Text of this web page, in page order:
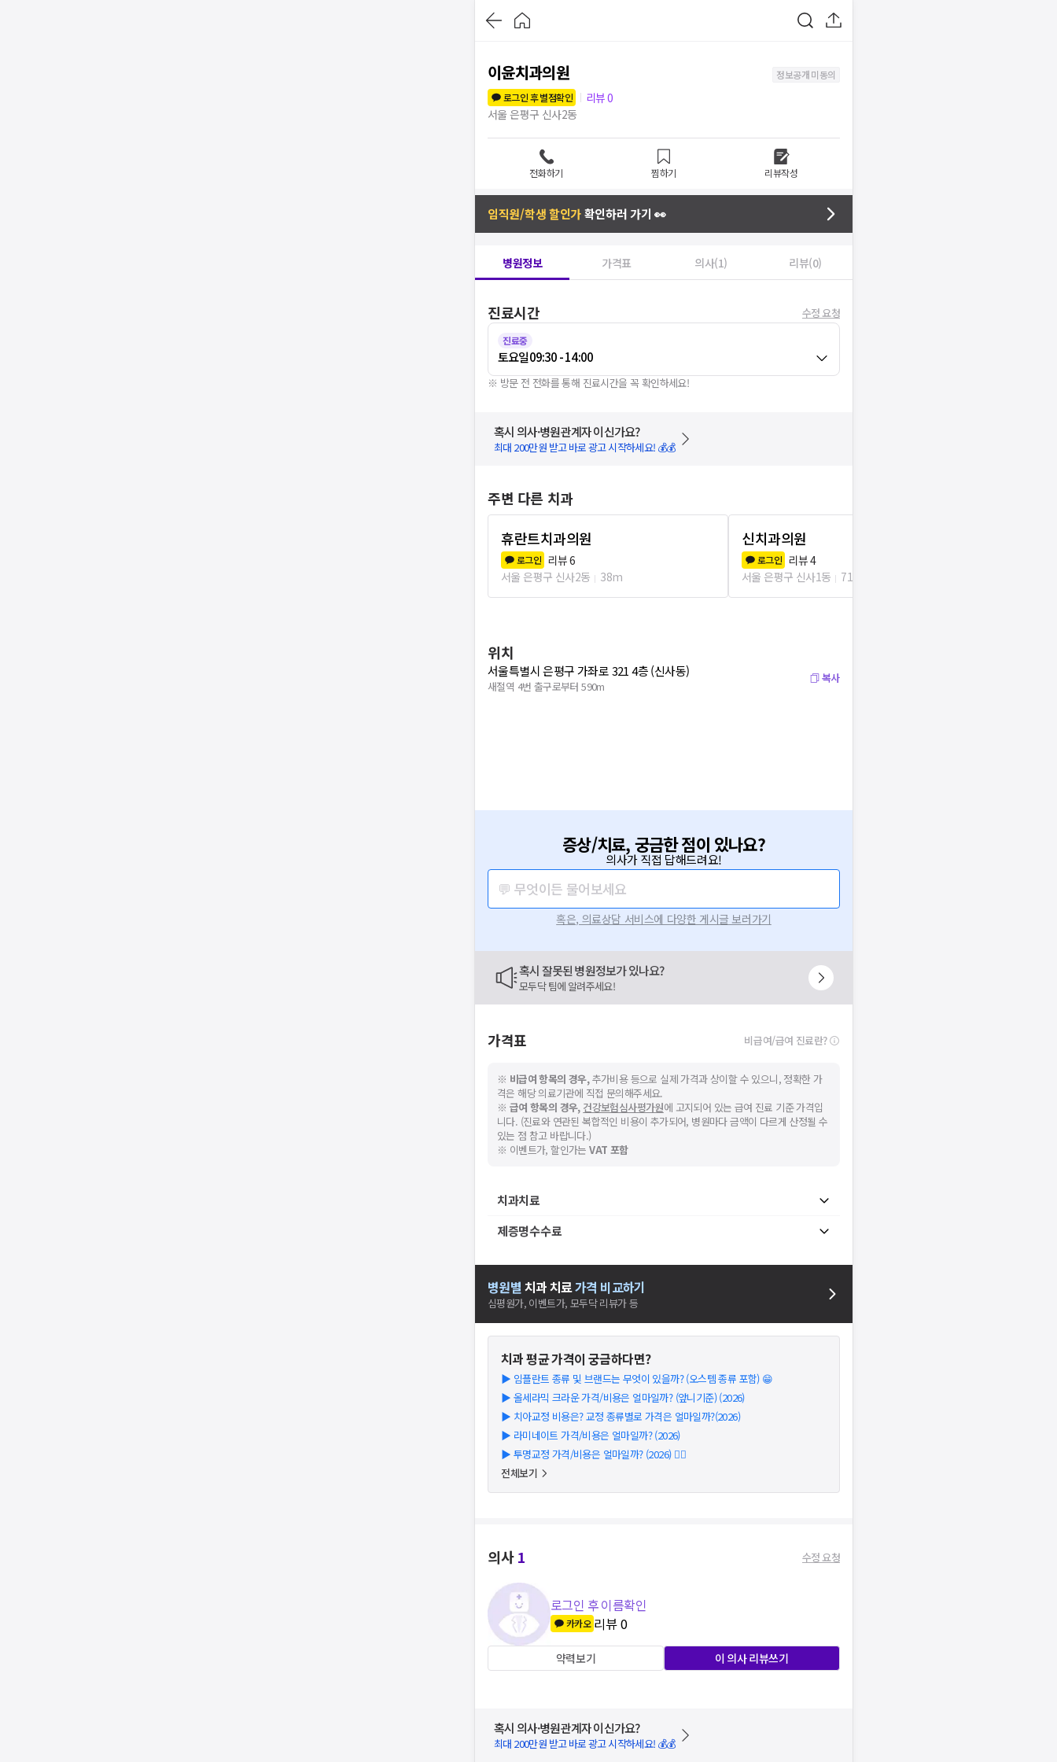
이윤치과의원
정보공개 미동의
로그인 후 별점확인
리뷰0
서울 은평구 신사2동
전화하기 찜하기 리뷰작성
임직원/학생 할인가확인하러 가기 👀
병원정보 가격표 의사(1) 리뷰(0)
진료시간 수정 요청
진료중
토요일09:30 - 14:00
※ 방문 전 전화를 통해 진료시간을 꼭 확인하세요!
혹시 의사·병원관계자 이신가요?
최대 200만원 받고 바로 광고 시작하세요! 💰💰
주변 다른 치과
휴란트치과의원
로그인 리뷰6
서울 은평구 신사2동
38m
신치과의원
로그인 리뷰4
서울 은평구 신사1동
71m
위치
서울특별시 은평구 가좌로 321 4층 (신사동)
새절역 4번 출구로부터 590m
복사
증상/치료, 궁금한 점이 있나요?
의사가 직접 답해드려요!
💬 무엇이든 물어보세요
혹은, 의료상담 서비스에 다양한 게시글 보러가기
혹시 잘못된 병원정보가 있나요?
모두닥 팀에 알려주세요!
가격표 비급여/급여 진료란?
※ 비급여 항목의 경우,추가비용 등으로 실제 가격과 상이할 수 있으니, 정확한 가
격은 해당 의료기관에 직접 문의해주세요.
※ 급여 항목의 경우, 건강보험심사평가원에 고지되어 있는 급여 진료 기준 가격입
니다. (진료와 연관된 복합적인 비용이 추가되어, 병원마다 금액이 다르게 산정될 수
있는 점 참고 바랍니다.)
※ 이벤트가, 할인가는VAT 포함
치과치료
제증명수수료
병원별 치과치료가격 비교하기
심평원가, 이벤트가, 모두닥 리뷰가 등
치과평균 가격이 궁금하다면?
▶ 임플란트 종류 및 브랜드는 무엇이 있을까? (오스템 종류 포함) 😁
▶ 올세라믹 크라운 가격/비용은 얼마일까? (앞니기준) (2026)
▶ 치아교정 비용은? 교정 종류별로 가격은 얼마일까?(2026)
▶ 라미네이트 가격/비용은 얼마일까? (2026)
▶ 투명교정 가격/비용은 얼마일까? (2026) 👩‍⚕️
전체보기
의사1 수정 요청
로그인 후 이름확인
카카오 리뷰0
약력보기 이 의사 리뷰쓰기
혹시 의사·병원관계자 이신가요?
최대 200만원 받고 바로 광고 시작하세요! 💰💰